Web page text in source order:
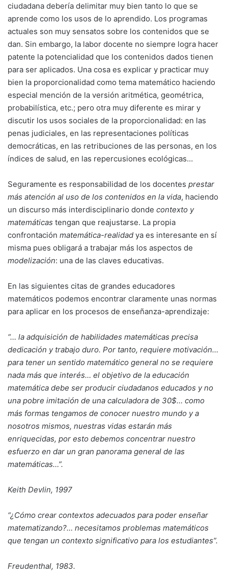
ciudadana debería delimitar muy bien tanto lo que se
aprende como los usos de lo aprendido. Los programas
actuales son muy sensatos sobre los contenidos que se
dan. Sin embargo, la labor docente no siempre logra hacer
patente la potencialidad que los contenidos dados tienen
para ser aplicados. Una cosa es explicar y practicar muy
bien la proporcionalidad como tema matemático haciendo
especial mención de la versión aritmética, geométrica,
probabilística, etc.; pero otra muy diferente es mirar y
discutir los usos sociales de la proporcionalidad: en las
penas judiciales, en las representaciones políticas
democráticas, en las retribuciones de las personas, en los
índices de salud, en las repercusiones ecológicas…
Seguramente es responsabilidad de los docentes prestar
más atención al uso de los contenidos en la vida, haciendo
un discurso más interdisciplinario donde contexto y
matemáticas tengan que reajustarse. La propia
confrontación matemática-realidad ya es interesante en sí
misma pues obligará a trabajar más los aspectos de
modelización: una de las claves educativas.
En las siguientes citas de grandes educadores
matemáticos podemos encontrar claramente unas normas
para aplicar en los procesos de enseñanza-aprendizaje:
“… la adquisición de habilidades matemáticas precisa
dedicación y trabajo duro. Por tanto, requiere motivación…
para tener un sentido matemático general no se requiere
nada más que interés… el objetivo de la educación
matemática debe ser producir ciudadanos educados y no
una pobre imitación de una calculadora de 30$… como
más formas tengamos de conocer nuestro mundo y a
nosotros mismos, nuestras vidas estarán más
enriquecidas, por esto debemos concentrar nuestro
esfuerzo en dar un gran panorama general de las
matemáticas…”.
Keith Devlin, 1997
“¿Cómo crear contextos adecuados para poder enseñar
matematizando?… necesitamos problemas matemáticos
que tengan un contexto significativo para los estudiantes”.
Freudenthal, 1983.